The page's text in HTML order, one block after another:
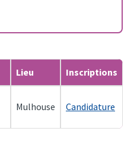
Lieu Inscriptions
Mulhouse Candidature